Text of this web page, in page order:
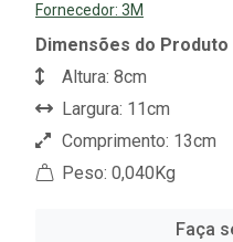
Fornecedor: 3M
Dimensões do Produto
Altura: 8cm
Largura: 11cm
Comprimento: 13cm
Peso: 0,040Kg
Faça